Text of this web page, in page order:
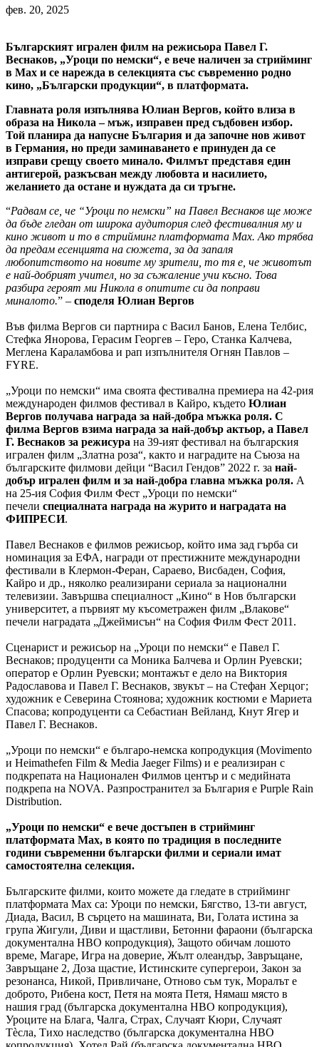
фев. 20, 2025
Българският игрален филм на режисьора Павел Г.
Веснаков, „Уроци по немски“, е вече наличен за стрийминг
в Max и се нарежда в селекцията със съвременно родно
кино, „Български продукции“, в платформата.
Главната роля изпълнява Юлиан Вергов, който влиза в
образа на Никола – мъж, изправен пред съдбовен избор.
Той планира да напусне България и да започне нов живот
в Германия, но преди заминаването е принуден да се
изправи срещу своето минало. Филмът представя един
антигерой, разкъсван между любовта и насилието,
желанието да остане и нуждата да си тръгне.
“Радвам се, че “Уроци по немски” на Павел Веснаков ще може
да бъде гледан от широка аудитория след фестивалния му и
кино живот и то в стрийминг платформата Мах. Ако трябва
да предам есенцията на сюжета, за да запаля
любопитството на новите му зрители, то тя е, че животът
е най-добрият учител, но за съжаление учи късно. Това
разбира героят ми Никола в опитите си да поправи
миналото.” – споделя Юлиан Вергов
Във филма Вергов си партнира с Васил Банов, Елена Телбис,
Стефка Янорова, Герасим Георгев – Геро, Станка Калчева,
Меглена Караламбова и рап изпълнителя Огнян Павлов –
FYRE.
„Уроци по немски“ има своята фестивална премиера на 42-рия
международен филмов фестивал в Кайро, където Юлиан
Вергов получава награда за най-добра мъжка роля. С
филма Вергов взима награда за най-добър актьор, а Павел
Г. Веснаков за режисура на 39-ият фестивал на българския
игрален филм „Златна роза“, както и наградите на Съюза на
българските филмови дейци “Васил Гендов” 2022 г. за най-
добър игрален филм и за най-добра главна мъжка роля. А
на 25-ия София Филм Фест „Уроци по немски“
печели специалната награда на журито и наградата на
ФИПРЕСИ.
Павел Веснаков е филмов режисьор, който има зад гърба си
номинация за ЕФА, награди от престижните международни
фестивали в Клермон-Феран, Сараево, Висбаден, София,
Кайро и др., няколко реализирани сериала за национални
телевизии. Завършва специалност „Кино“ в Нов български
университет, а първият му късометражен филм „Влакове“
печели наградата „Джеймисън“ на София Филм Фест 2011.
Сценарист и режисьор на „Уроци по немски“ е Павел Г.
Веснаков; продуценти са Моника Балчева и Орлин Руевски;
оператор е Орлин Руевски; монтажът е дело на Виктория
Радославова и Павел Г. Веснаков, звукът – на Стефан Херцог;
художник е Северина Стоянова; художник костюми е Мариета
Спасова; копродуценти са Себастиан Вейланд, Кнут Ягер и
Павел Г. Веснаков.
„Уроци по немски“ е българо-немска копродукция (Movimento
и Heimathefen Film & Media Jaeger Films) и e реализиран с
подкрепата на Национален Филмов център и с медийната
подкрепа на NOVA. Разпространител за България е Purple Rain
Distribution.
„Уроци по немски“ е вече достъпен в стрийминг
платформата Max, в която по традиция в последните
години съвременни български филми и сериали имат
самостоятелна селекция.
Българските филми, които можете да гледате в стрийминг
платформата Max са: Уроци по немски, Бягство, 13-ти август,
Диада, Васил, В сърцето на машината, Ви, Голата истина за
група Жигули, Диви и щастливи, Бетонни фараони (българска
документална HBO копродукция), Защото обичам лошото
време, Магаре, Игра на доверие, Жълт олеандър, Завръщане,
Завръщане 2, Доза щастие, Истинските супергерои, Закон за
резонанса, Никой, Привличане, Отново съм тук, Моралът е
доброто, Рибена кост, Петя на моята Петя, Нямаш място в
нашия град (българска документална HBO копродукция),
Уроците на Блага, Чалга, Страх, Случаят Кюри, Случаят
Тèсла, Тихо наследство (българска документална HBO